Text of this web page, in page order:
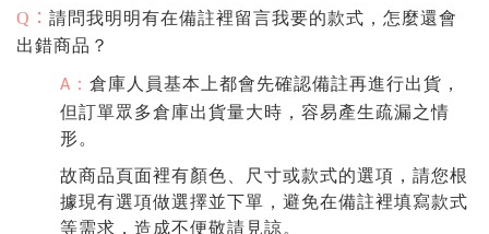
Q ： 請問我明明有在備註裡留言我要的款式，怎麼還會
出錯商品？
A ： 倉庫人員基本上都會先確認備註再進行出貨，
但訂單眾多倉庫出貨量大時，容易產生疏漏之情
形。
故商品頁面裡有顏色、尺寸或款式的選項，請您根
據現有選項做選擇並下單，避免在備註裡填寫款式
等需求，造成不便敬請見諒。